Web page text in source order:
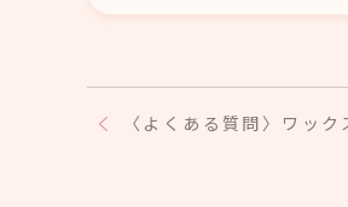
〈よくある質問〉ワッ